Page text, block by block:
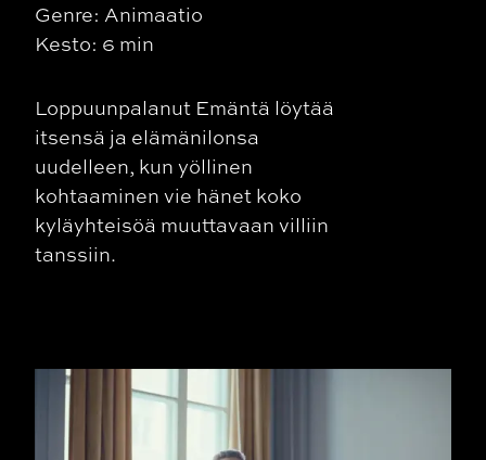
Genre: Animaatio
Kesto: 6 min
Loppuunpalanut Emäntä löytää
itsensä ja elämänilonsa
uudelleen, kun yöllinen
kohtaaminen vie hänet koko
kyläyhteisöä muuttavaan villiin
tanssiin.